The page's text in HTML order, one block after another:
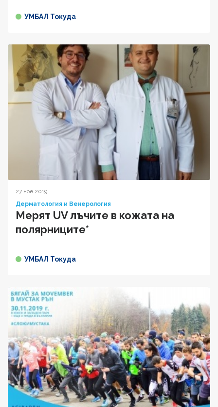
УМБАЛ Токуда
27 ное 2019
Дерматология и Венерология
Мерят UV лъчите в кожата на
полярниците*
УМБАЛ Токуда